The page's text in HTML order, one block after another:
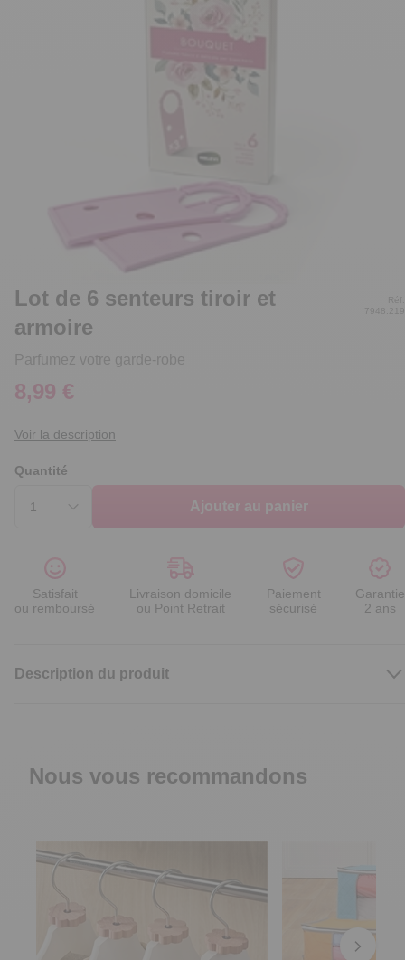
Lot de 6 senteurs tiroir et
armoire
Parfumez votre garde-robe
Réf.
7948.219
8,99 €
Voir la description
Quantité
Ajouter au panier
Satisfait
ou remboursé
Livraison domicile
ou Point Retrait
Paiement
sécurisé
Garantie
2 ans
Description du produit
Nous vous recommandons